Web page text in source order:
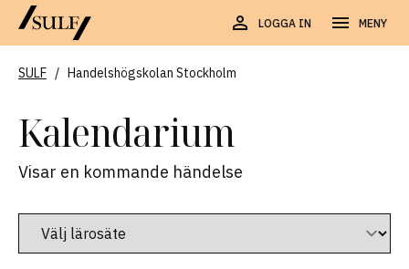
LOGGA IN MENY
SULF / Handelshögskolan Stockholm
Kalendarium
Visar en kommande händelse